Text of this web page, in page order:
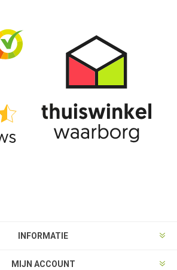
INFORMATIE
MIJN ACCOUNT